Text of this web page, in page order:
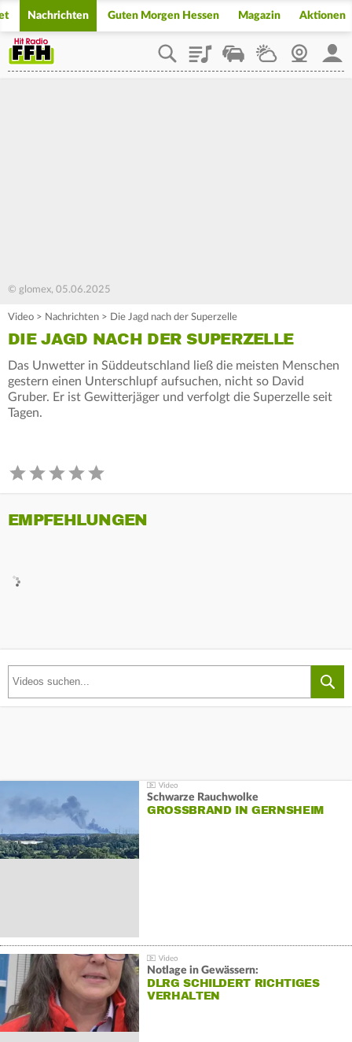
Nachrichten Guten Morgen Hessen Magazin Aktionen
PlaylistStaupilotWetterWebcam
© glomex, 05.06.2025
Video > Nachrichten > Die Jagd nach der Superzelle
DIE JAGD NACH DER SUPERZELLE
Das Unwetter in Süddeutschland ließ die meisten Menschen
gestern einen Unterschlupf aufsuchen, nicht so David
Gruber. Er ist Gewitterjäger und verfolgt die Superzelle seit
Tagen.
EMPFEHLUNGEN
Schwarze Rauchwolke
GROSSBRAND IN GERNSHEIM
Notlage in Gewässern:
DLRG SCHILDERT RICHTIGES
VERHALTEN